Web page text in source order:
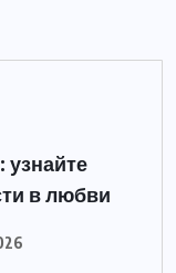
узнайте
в любви